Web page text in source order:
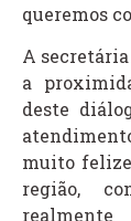
queremos
A
a
deste
muito
região,